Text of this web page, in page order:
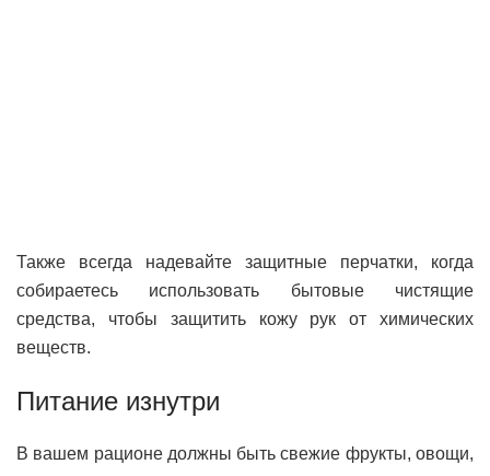
Также всегда надевайте защитные перчатки, когда
собираетесь использовать бытовые чистящие
средства, чтобы защитить кожу рук от химических
веществ.
Питание изнутри
В вашем рационе должны быть свежие фрукты, овощи,